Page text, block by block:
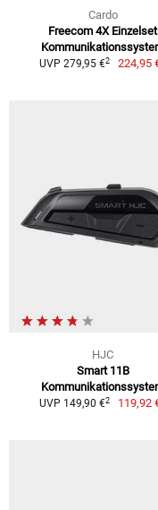
Cardo
Freecom 4X Einzelset
UVP 279,95 €2 224,95
HJC
Smart 11B
UVP 149,90 €2 119,92